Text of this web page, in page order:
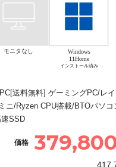
モニタなし
Windows
11Home
インストール済み
送料無料] ゲーミングPC/レ
ニ/Ryzen CPU搭載/BTOパソコ
SSD
価格